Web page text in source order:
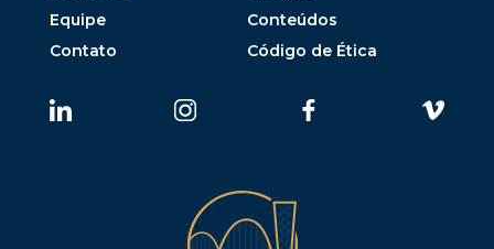
Equipe
Conteúdos
Contato
Código de Ética